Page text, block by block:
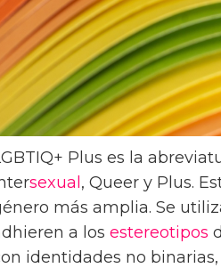
Plus es la
sexual , Queer y Plus.
más amplia. Se
a los estereotipos
identidades no